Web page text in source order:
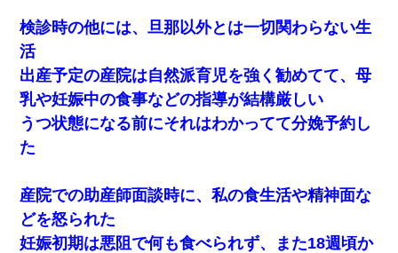
検診時の他には、旦那以外とは一切関わらない生
活
出産予定の産院は自然派育児を強く勧めてて、母
乳や妊娠中の食事などの指導が結構厳しい
うつ状態になる前にそれはわかってて分娩予約し
た
産院での助産師面談時に、私の食生活や精神面な
どを怒られた
妊娠初期は悪阻で何も食べられず、また18週頃か